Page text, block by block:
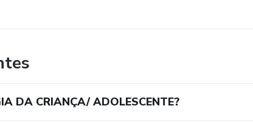
DA CRIANÇA/ ADOLESCENTE?